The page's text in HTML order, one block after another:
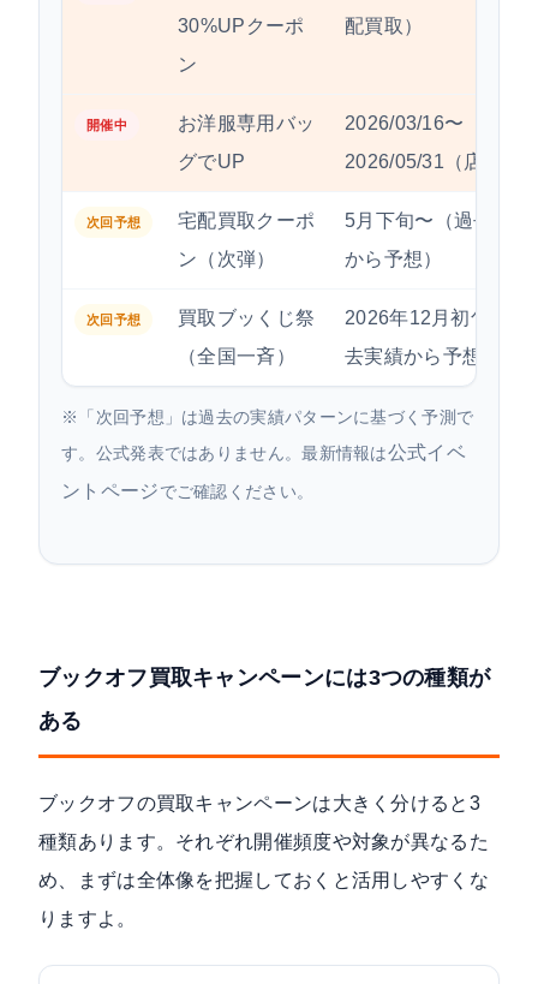
30%UPクーポ
ン
配買取）
開催中
お洋服専用バッ
グでUP
2026/03/16〜
2026/05/31（店舗）
次回予想
宅配買取クーポ
ン（次弾）
5月下旬〜（過去実績
から予想）
次回予想
買取ブッくじ祭
（全国一斉）
2026年12月初旬（過
去実績から予想）
※「次回予想」は過去の実績パターンに基づく予測で
す。公式発表ではありません。最新情報は公式イベ
ントページ でご確認ください。
ブックオフ買取キャンペーンには3つの種類が
ある
ブックオフの買取キャンペーンは大きく分けると3
種類あります。それぞれ開催頻度や対象が異なるた
め、まずは全体像を把握しておくと活用しやすくな
りますよ。